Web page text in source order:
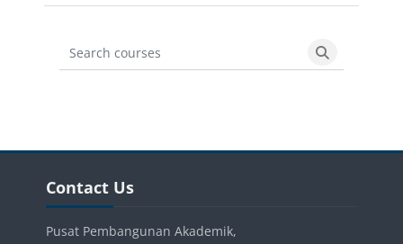
Search courses
Search
Blocks
Contact Us
Pusat Pembangunan Akademik,